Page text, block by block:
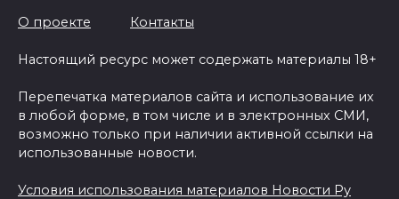
О проекте Контакты
Настоящий ресурс может содержать материалы 18+
Перепечатка материалов сайта и использование их
в любой форме, в том числе и в электронных СМИ,
возможно только при наличии активной ссылки на
использованные новости.
Условия использования материалов Новости Ру